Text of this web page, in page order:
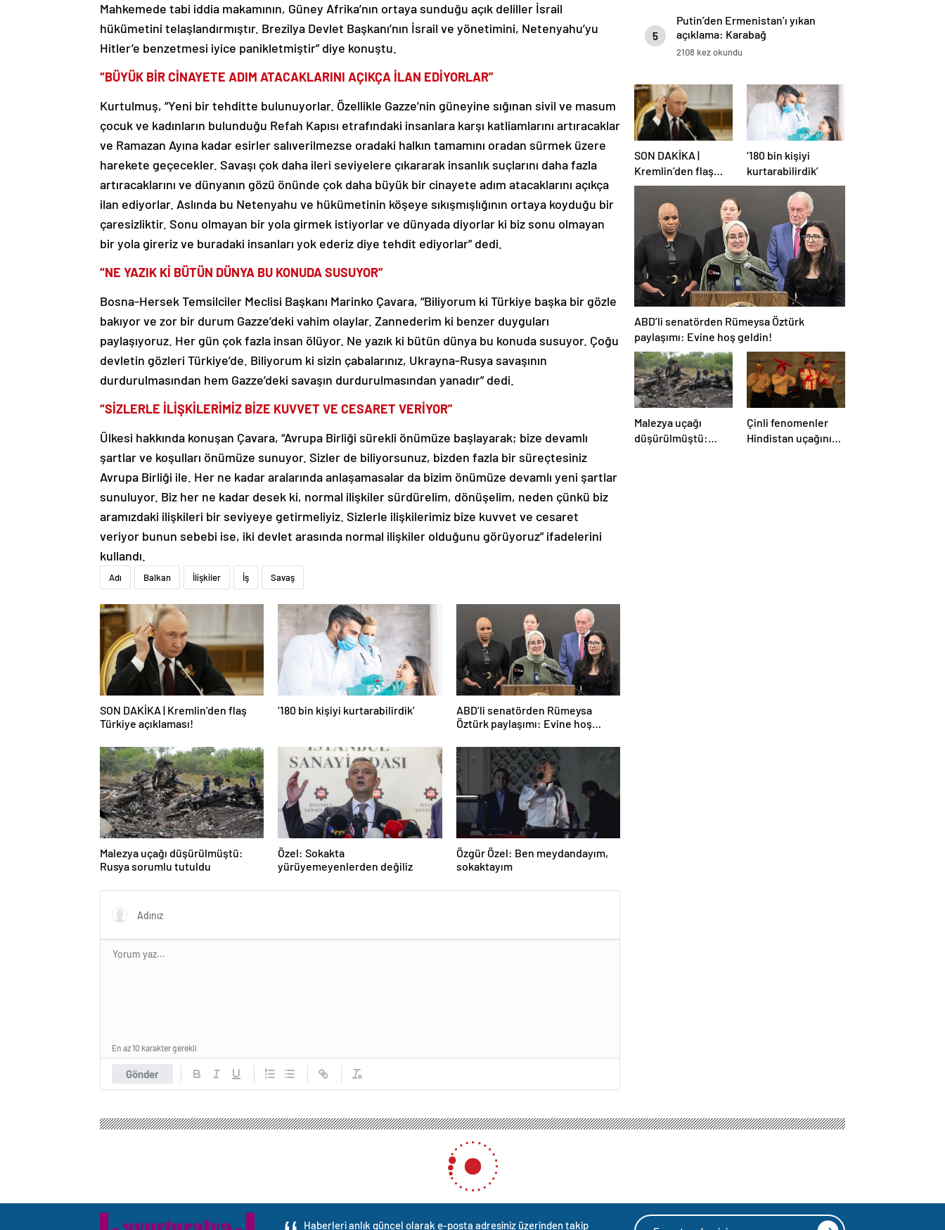
Mahkemede tabi iddia makamının, Güney Afrika’nın ortaya sunduğu açık deliller İsrail
hükümetini telaşlandırmıştır. Brezilya Devlet Başkanı’nın İsrail ve yönetimini, Netenyahu’yu
Hitler’e benzetmesi iyice panikletmiştir” diye konuştu.
“BÜYÜK BİR CİNAYETE ADIM ATACAKLARINI AÇIKÇA İLAN EDİYORLAR”
Kurtulmuş, “Yeni bir tehditte bulunuyorlar. Özellikle Gazze’nin güneyine sığınan sivil ve masum
çocuk ve kadınların bulunduğu Refah Kapısı etrafındaki insanlara karşı katliamlarını artıracaklar
ve Ramazan Ayına kadar esirler salıverilmezse oradaki halkın tamamını oradan sürmek üzere
harekete geçecekler. Savaşı çok daha ileri seviyelere çıkararak insanlık suçlarını daha fazla
artıracaklarını ve dünyanın gözü önünde çok daha büyük bir cinayete adım atacaklarını açıkça
ilan ediyorlar. Aslında bu Netenyahu ve hükümetinin köşeye sıkışmışlığının ortaya koyduğu bir
çaresizliktir. Sonu olmayan bir yola girmek istiyorlar ve dünyada diyorlar ki biz sonu olmayan
bir yola gireriz ve buradaki insanları yok ederiz diye tehdit ediyorlar” dedi.
“NE YAZIK Kİ BÜTÜN DÜNYA BU KONUDA SUSUYOR”
Bosna-Hersek Temsilciler Meclisi Başkanı Marinko Çavara, “Biliyorum ki Türkiye başka bir gözle
bakıyor ve zor bir durum Gazze’deki vahim olaylar. Zannederim ki benzer duyguları
paylaşıyoruz. Her gün çok fazla insan ölüyor. Ne yazık ki bütün dünya bu konuda susuyor. Çoğu
devletin gözleri Türkiye’de. Biliyorum ki sizin çabalarınız, Ukrayna-Rusya savaşının
durdurulmasından hem Gazze’deki savaşın durdurulmasından yanadır” dedi.
“SİZLERLE İLİŞKİLERİMİZ BİZE KUVVET VE CESARET VERİYOR”
Ülkesi hakkında konuşan Çavara, “Avrupa Birliği sürekli önümüze başlayarak; bize devamlı
şartlar ve koşulları önümüze sunuyor. Sizler de biliyorsunuz, bizden fazla bir süreçtesiniz
Avrupa Birliği ile. Her ne kadar aralarında anlaşamasalar da bizim önümüze devamlı yeni şartlar
sunuluyor. Biz her ne kadar desek ki, normal ilişkiler sürdürelim, dönüşelim, neden çünkü biz
aramızdaki ilişkileri bir seviyeye getirmeliyiz. Sizlerle ilişkilerimiz bize kuvvet ve cesaret
veriyor bunun sebebi ise, iki devlet arasında normal ilişkiler olduğunu görüyoruz” ifadelerini
kullandı.
Adı Balkan İlişkiler İş Savaş
SON DAKİKA | Kremlin’den flaş
Türkiye açıklaması!
‘180 bin kişiyi kurtarabilirdik’
ABD’li senatörden Rümeysa
Öztürk paylaşımı: Evine hoş
Malezya uçağı düşürülmüştü:
Rusya sorumlu tutuldu
Özel: Sokakta
yürüyemeyenlerden değiliz
Özgür Özel: Ben meydandayım,
sokaktayım
Gönder
En az 10 karakter gerekli
5
Putin’den Ermenistan’ı yıkan
açıklama: Karabağ
Azerbaycan’ın ayrılmaz bir
2108 kez okundu
SON DAKİKA |
Kremlin’den flaş
Türkiye açıklaması!
‘180 bin kişiyi
kurtarabilirdik’
ABD’li senatörden Rümeysa Öztürk
paylaşımı: Evine hoş geldin!
Malezya uçağı
düşürülmüştü:
Çinli fenomenler
Hindistan uçağının
Haberleri anlık güncel olarak e-posta adresiniz üzerinden takip